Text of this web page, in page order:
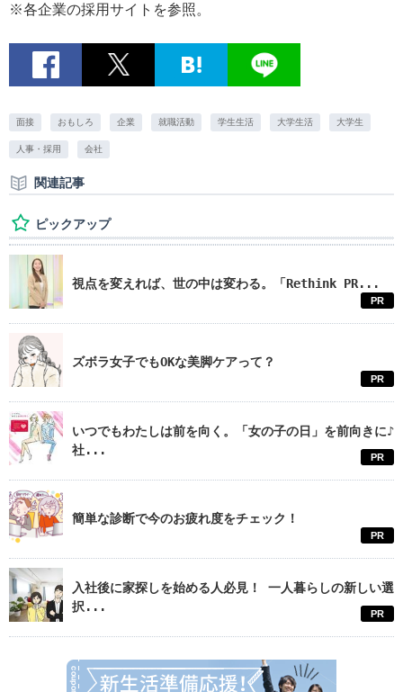
※各企業の採用サイトを参照。
面接 おもしろ 企業 就職活動 学生生活 大学生活 大学生
人事・採用 会社
関連記事
ピックアップ
視点を変えれば、世の中は変わる。「Rethink PR...
PR
ズボラ女子でもOKな美脚ケアって？
PR
いつでもわたしは前を向く。「女の子の日」を前向きに♪
社...
PR
簡単な診断で今のお疲れ度をチェック！
PR
入社後に家探しを始める人必見！ 一人暮らしの新しい選
択...
PR